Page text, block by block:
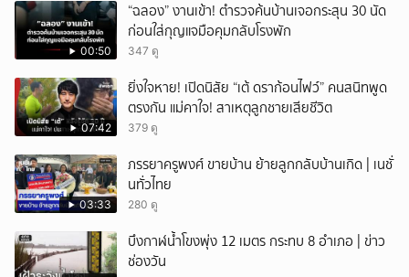
00:50
“ฉลอง” งานเข้า! ตำรวจค้นบ้านเจอกระสุน 30 นัด
ก่อนใส่กุญแจมือคุมกลับโรงพัก
347 ดู
07:42
ยิ่งใจหาย! เปิดนิสัย “เต้ ดราก้อนไฟว์” คนสนิทพูด
ตรงกัน แม่คาใจ! สาเหตุลูกชายเสียชีวิต
379 ดู
03:33
ภรรยาครูพงศ์ ขายบ้าน ย้ายลูกกลับบ้านเกิด | เนชั่
นทั่วไทย
280 ดู
บึงกาฬน้ำโขงพุ่ง 12 เมตร กระทบ 8 อำเภอ | ข่าว
ช่องวัน